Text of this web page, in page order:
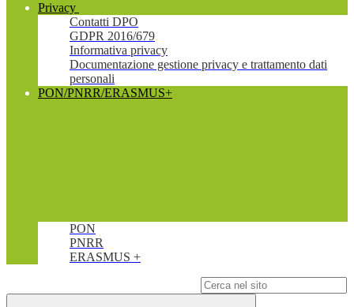
Privacy
Contatti DPO
GDPR 2016/679
Informativa privacy
Documentazione gestione privacy e trattamento dati
personali
PON/PNRR/ERASMUS+
PON
PNRR
ERASMUS +